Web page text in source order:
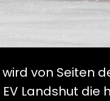
von Seiten
Landshut die